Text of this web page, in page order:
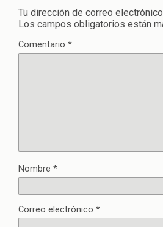
Tu dirección de correo
Los campos obligatorios están
Comentario *
Nombre *
Correo electrónico *